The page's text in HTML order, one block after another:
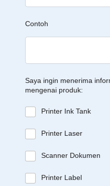
Contoh
Saya ingin menerima
mengenai produk:
Printer Ink Tank
Printer Laser
Scanner Dokumen
Printer Label